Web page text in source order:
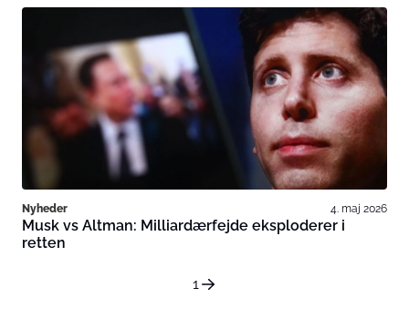
Nyheder 4. maj 2026
Musk vs Altman: Milliardærfejde eksploderer i
retten
1